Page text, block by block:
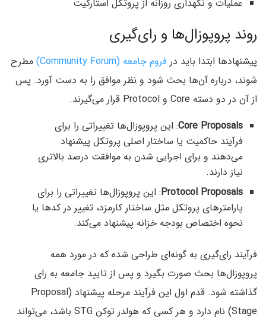
عملیات و نگهداری روزانه از پروتکل استارگیت
روند پروپوزال‌ها و رای‌گیری
پیشنهادها ابتدا باید در فروم جامعه (Community Forum)
مطرح
شوند، درباره آن‌‌ها بحث شود و نظر موافق را به دست آورد. پس
از آن در دو دسته Core و Protocol قرار می‌گیرند.
Core Proposals: این پروپوزال‌ها تغییراتی را برای
فرآیند حاکمیت یا ساختار اصلی پروتکل پیشنهاد
می‌دهند و برای اجرایی شدن به موافقت درصد بالاتری
نیاز دارند.
Protocol Proposals: این پروپوزال‌ها تغییراتی را برای
پارامترهای پروتکل مثل ساختار کارمزد، تغییر در کدها یا
نحوه اختصاص بودجه خزانه پیشنهاد می‌کند.
فرآیند رای‌گیری به گونه‌ای طراحی شده که در مورد همه
پروپوزال‌‌ها بحث صورت بگیرد و پس از تایید جامعه به رای
گذاشته شود. قدم اول این فرآیند مرحله پیشنهاد (Proposal
Stage) نام دارد و هر کسی که هولدر توکن STG باشد، می‌تواند